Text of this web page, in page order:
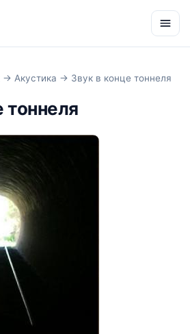
→ Акустика → Звук в конце тоннеля
тоннеля